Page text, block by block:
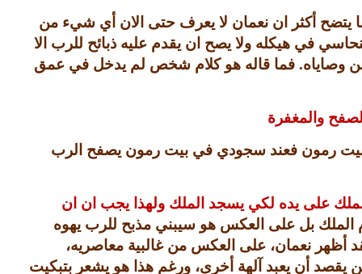
يتضح أكثر ان نعمان لا يعرف حتى الان أي شيء من
في هيكله ولا يصح ان يقدم عليه ذبائح للرب الا
وصاياه. فما قاله هو كلام شخص لم يدخل في عمق
والمغفرة
رمون فعند سجودي في بيت رمون يصفح الرب
الملك على يده لكي يسجد الملك ولهذا يجب ان ان
الملك بل على العكس هو سيبني مذبح للرب يهوه
أظهر نعمان، على العكس من غالبية معاصريه،
يقصد أن يعبد آلهة أخرى، ورغم هذا هو يشعر بتبكيت